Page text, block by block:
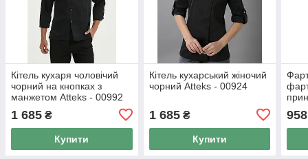
Кітель кухаря чоловічий
чорний на кнопках з
манжетом Atteks - 00992
1 685 ₴
Купити
Кітель кухарський жіночий
чорний Atteks - 00924
1 685₴
Купити
958